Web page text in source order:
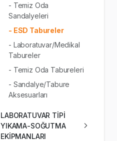
- Temiz Oda
Sandalyeleri
- ESD Tabureler
- Laboratuvar/Medikal
Tabureler
- Temiz Oda Tabureleri
- Sandalye/Tabure
Aksesuarları
LABORATUVAR TİPİ
YIKAMA-SOĞUTMA
EKİPMANLARI